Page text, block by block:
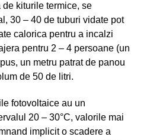
kiturile termice, se
30 – 40 de tuburi vidate pot
calorica pentru a incalzi
pentru 2 – 4 persoane (un
un metru patrat de panou
de 50 de litri.
fotovoltaice au un
20 – 30°C, valorile mai
implicit o scadere a